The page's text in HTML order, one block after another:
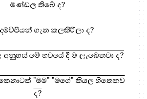
මණ්ඩල තිබේ ද?
ගැන කලකිරිලා ද?
මේ භවයේ දී ම ලැබෙනවා ද?
"මම" "මගේ" කියල හිතෙනව
ද?